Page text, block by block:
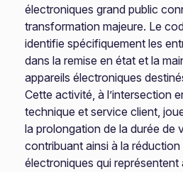
électroniques grand public
transformation majeure. Le
identifie spécifiquement les
dans la remise en état et la
appareils électroniques
Cette activité, à l’intersection
technique et service client,
la prolongation de la durée de
contribuant ainsi à la
électroniques qui représentent